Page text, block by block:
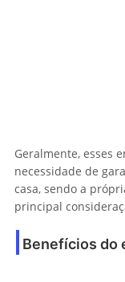
Geralmente, esses
necessidade de
casa, sendo a
principal
Benefícios do